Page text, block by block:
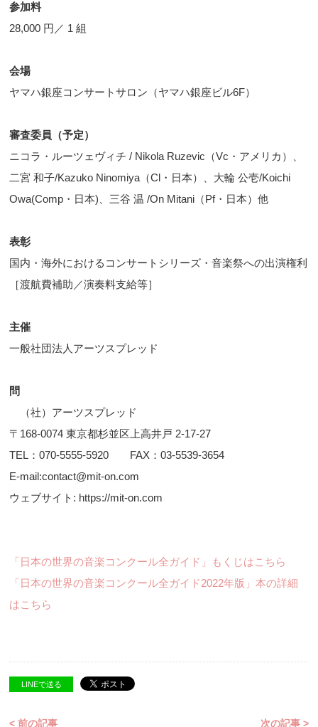
参加料
28,000 円／ 1 組
会場
ヤマハ銀座コンサートサロン（ヤマハ銀座ビル6F）
審査委員（予定）
ニコラ・ルーツェヴィチ / Nikola Ruzevic（Vc・アメリカ）、
二宮 和子/Kazuko Ninomiya（Cl・日本）、大輪 公壱/Koichi
Owa(Comp・日本)、三谷 温 /On Mitani（Pf・日本）他
表彰
国内・海外におけるコンサートシリーズ・音楽祭への出演権利
［渡航費補助／演奏料支給等］
主催
一般社団法人アーツスプレッド
問
（社）アーツスプレッド
〒168-0074 東京都杉並区上高井戸 2-17-27
TEL：070-5555-5920 FAX：03-5539-3654
E-mail:contact@mit-on.com
ウェブサイト: https://mit-on.com
「日本の世界の音楽コンクール全ガイド」もくじはこちら
「日本の世界の音楽コンクール全ガイド2022年版」本の詳細
はこちら
LINEで送る
< 前の記事 次の記事 >